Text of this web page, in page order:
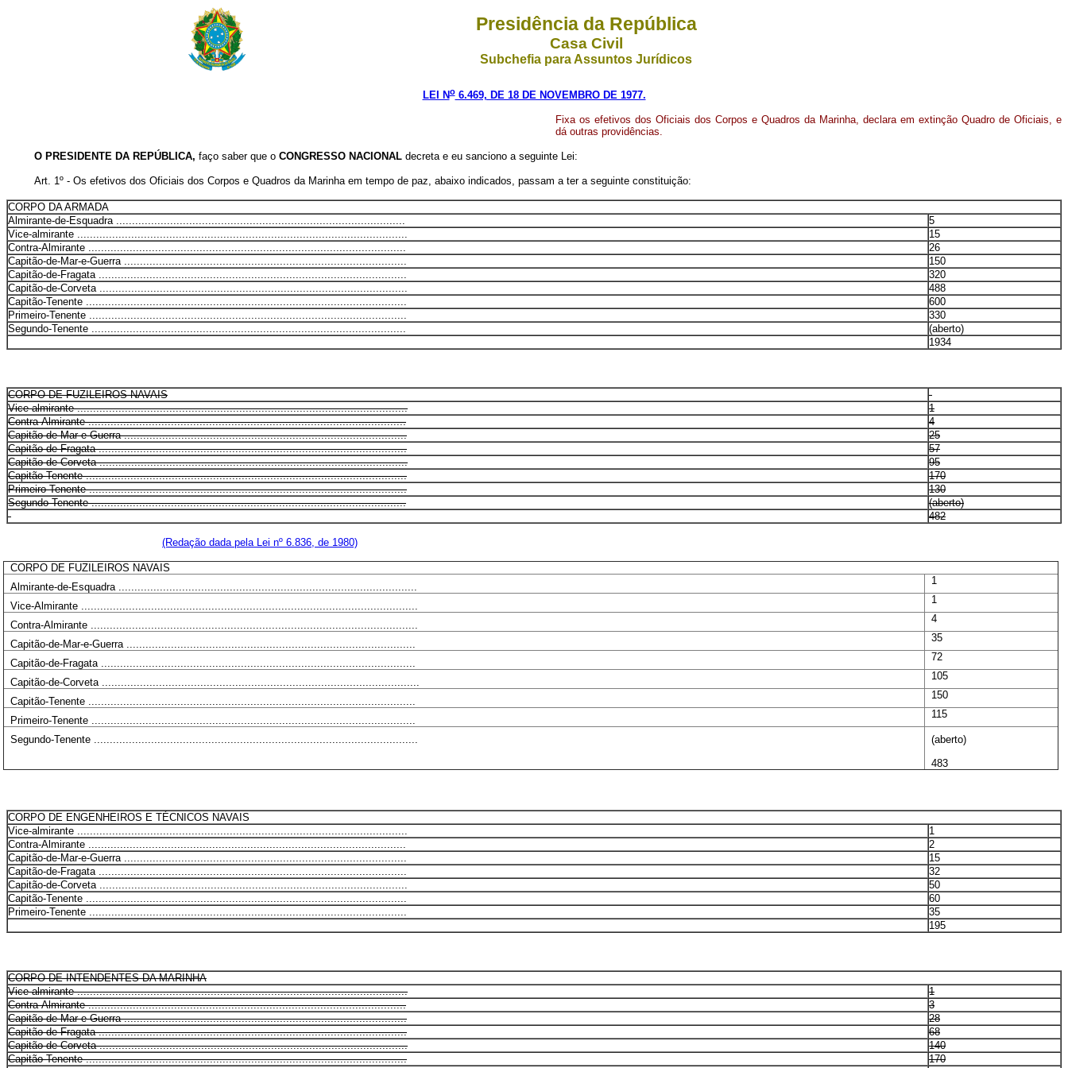
Presidência da República
Casa Civil
Subchefia para Assuntos Jurídicos
LEI No6.469, DE 18 DE NOVEMBRO DE 1977.
Fixa os efetivos dos Oficiais dos Corpos e Quadros da Marinha, declara em extinção Quadro de Oficiais, e
dá outras providências.
O PRESIDENTE DA REPÚBLICA, faço saber que o CONGRESSO NACIONAL decreta e eu sanciono a seguinte Lei:
Art. 1º - Os efetivos dos Oficiais dos Corpos e Quadros da Marinha em tempo de paz, abaixo indicados, passam a ter a seguinte constituição:
CORPO DA ARMADA
Almirante-de-Esquadra ...........................................................................................
5
Vice-almirante ........................................................................................................
15
Contra-Almirante ....................................................................................................
26
Capitão-de-Mar-e-Guerra .........................................................................................
150
Capitão-de-Fragata .................................................................................................
320
Capitão-de-Corveta .................................................................................................
488
Capitão-Tenente .....................................................................................................
600
Primeiro-Tenente ....................................................................................................
330
Segundo-Tenente ...................................................................................................
(aberto)
1934
CORPO DE FUZILEIROS NAVAIS
Vice-almirante ........................................................................................................
1
Contra-Almirante ....................................................................................................
4
Capitão-de-Mar-e-Guerra .........................................................................................
25
Capitão-de-Fragata .................................................................................................
57
Capitão-de-Corveta .................................................................................................
95
Capitão-Tenente .....................................................................................................
170
Primeiro-Tenente ....................................................................................................
130
Segundo-Tenente ...................................................................................................
(aberto)
482
(Redação dada pela Lei nº 6.836, de 1980)
CORPO DE FUZILEIROS NAVAIS
Almirante-de-Esquadra ..............................................................................................
1
Vice-Almirante ..........................................................................................................
1
Contra-Almirante .......................................................................................................
4
Capitão-de-Mar-e-Guerra ...........................................................................................
35
Capitão-de-Fragata ...................................................................................................
72
Capitão-de-Corveta ....................................................................................................
105
Capitão-Tenente .......................................................................................................
150
Primeiro-Tenente ......................................................................................................
115
Segundo-Tenente ......................................................................................................
(aberto)
483
CORPO DE ENGENHEIROS E TÉCNICOS NAVAIS
Vice-almirante ........................................................................................................
1
Contra-Almirante ....................................................................................................
2
Capitão-de-Mar-e-Guerra .........................................................................................
15
Capitão-de-Fragata .................................................................................................
32
Capitão-de-Corveta .................................................................................................
50
Capitão-Tenente .....................................................................................................
60
Primeiro-Tenente ....................................................................................................
35
195
CORPO DE INTENDENTES DA MARINHA
Vice-almirante ........................................................................................................
1
Contra-Almirante ....................................................................................................
3
Capitão-de-Mar-e-Guerra .........................................................................................
28
Capitão-de-Fragata .................................................................................................
68
Capitão-de-Corveta .................................................................................................
140
Capitão-Tenente .....................................................................................................
170